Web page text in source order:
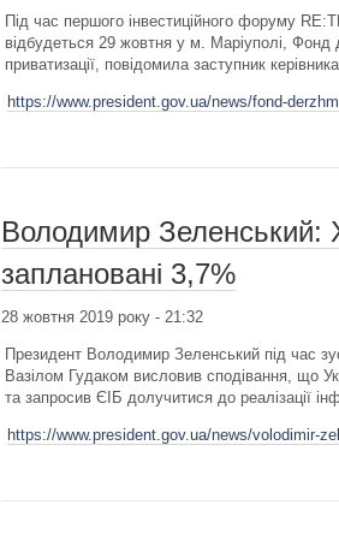
Під час першого інвестиційного форуму
відбудеться 29 жовтня у м. Маріуполі, Фонд
приватизації, повідомила заступник
https://www.president.gov.ua/news/fond-
Володимир Зеленський:
заплановані 3,7%
28 жовтня 2019 року - 21:32
Президент Володимир Зеленський під час
Вазілом Гудаком висловив сподівання, що
та запросив ЄІБ долучитися до реалізації
https://www.president.gov.ua/news/volodimir-